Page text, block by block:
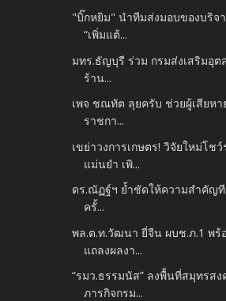
"บิ๊กหยิม" นำทีมส่งมอบของบริจ
“เพิ่มแต้...
มทร.ธัญบุรี ร่วม กรมส่งเสริมอุต
ร้าน...
เพจ ชณทัต ลุยครับ ช่วยผู้เสียหา
ราชกา...
เขย่าวงการเกษตร! วิจัยใหม่โช
แม่นยำ เพิ...
ดร.ณัฏฐ์ฯ ย้ำชัดให้ความสำคัญ
ครั้...
พล.ต.ท.วัฒนา ยี่จีน ผบช.ภ.1 พร้
แถลงผลงา...
“รมว.ธรรมนัส” ลงพื้นที่สมุทรส
ภารกิจกรม...